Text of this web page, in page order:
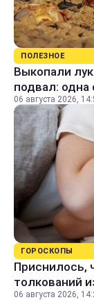
ПОЛЕЗНОЕ
Выкопали
подвал: одна
06 августа 2026,
ГОРОСКОПЫ
Приснилось,
толкований
06 августа 2026,